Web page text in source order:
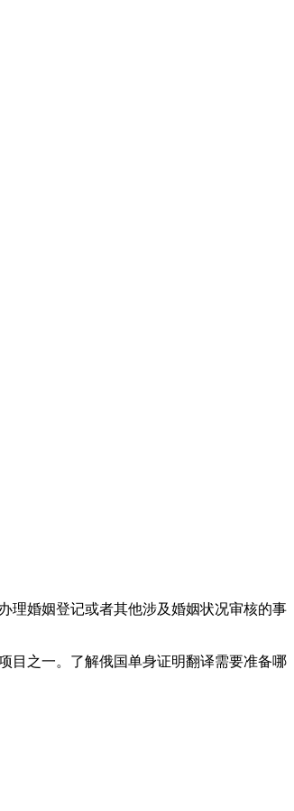
理婚姻登记或者其他涉及婚姻状况审核的事
目之一。了解俄国单身证明翻译需要准备哪